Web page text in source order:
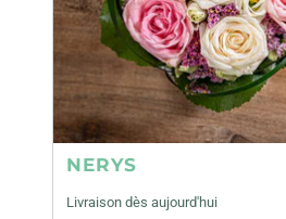
NERYS
Livraison dès aujourd'hui